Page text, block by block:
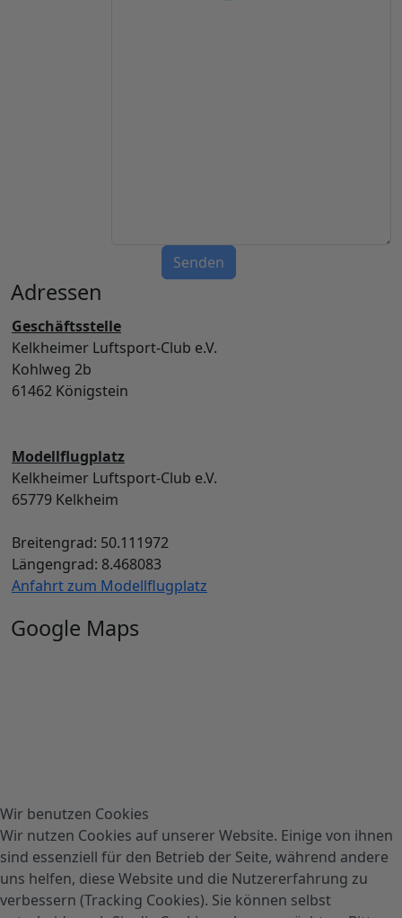
Unsichtbares Google Recaptcha
Adressen
Geschäftsstelle
Kelkheimer Luftsport-Club e.V.
Kohlweg 2b
61462 Königstein
Modellflugplatz
Kelkheimer Luftsport-Club e.V.
65779 Kelkheim
Breitengrad: 50.111972
Längengrad: 8.468083
Anfahrt zum Modellflugplatz
Google Maps
Wir benutzen Cookies
Wir nutzen Cookies auf unserer Website. Einige von ihnen
sind essenziell für den Betrieb der Seite, während andere
uns helfen, diese Website und die Nutzererfahrung zu
verbessern (Tracking Cookies). Sie können selbst